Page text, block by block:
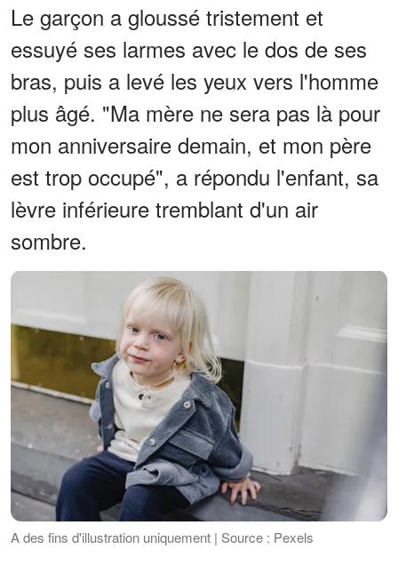
Le garçon a gloussé tristement et
essuyé ses larmes avec le dos de ses
bras, puis a levé les yeux vers l'homme
plus âgé. "Ma mère ne sera pas là pour
mon anniversaire demain, et mon père
est trop occupé", a répondu l'enfant, sa
lèvre inférieure tremblant d'un air
sombre.
A des fins d'illustration uniquement | Source : Pexels